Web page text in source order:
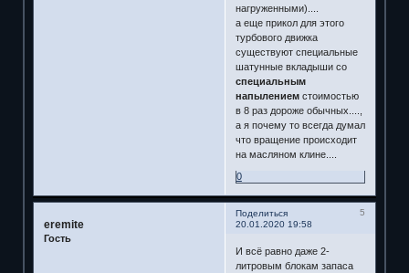
нагруженными)....
а еще прикол для этого
турбового движка
существуют специальные
шатунные вкладыши со
специальным
напылениемстоимостью
в 8 раз дороже обычных....,
а я почему то всегда думал
что вращение происходит
на масляном клине....
0
Поделиться
5
20.01.2020 19:58
eremite
Гость
И всё равно даже 2-
литровым блокам запаса